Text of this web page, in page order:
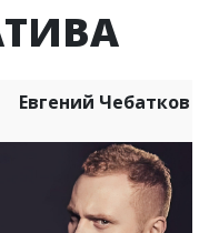
Евгений Чебатков